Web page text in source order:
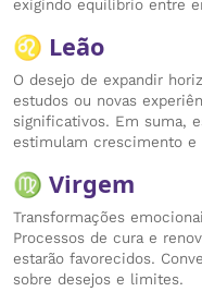
exigindo equilíbrio entre
♌ Leão
O desejo de expandir
estudos ou novas
significativos. Em suma,
estimulam crescimento e
♍ Virgem
Transformações
Processos de cura e
estarão favorecidos.
sobre desejos e limites.